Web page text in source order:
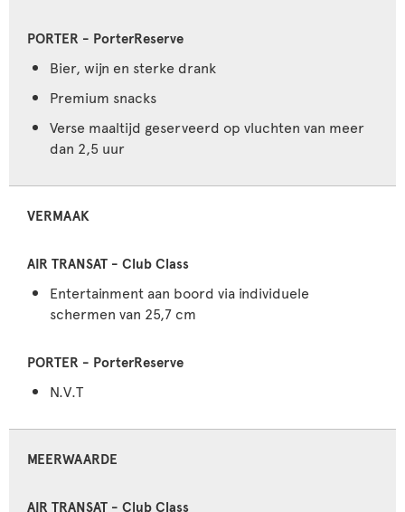
Bier, wijn en sterke drank
Premium snacks
Verse maaltijd geserveerd op vluchten van meer
dan 2,5 uur
VERMAAK
Entertainment aan boord via individuele
schermen van 25,7 cm
N.V.T
MEERWAARDE